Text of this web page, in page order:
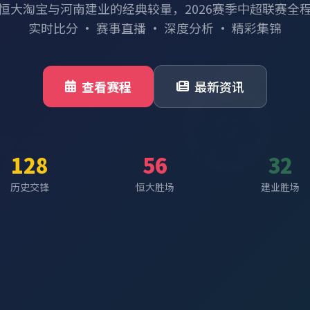
大淘宝与河南建业的经典较量，2026赛季中超联赛全
实时比分 · 赛事直播 · 深度分析 · 精彩集锦
查看赛程 最新资讯
128
历史交锋
56
恒大胜场
32
建业胜场